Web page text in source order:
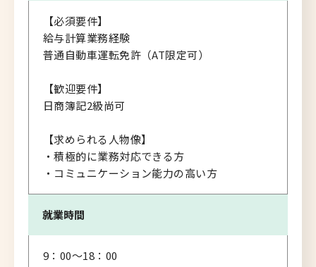
【必須要件】
給与計算業務経験
普通自動車運転免許（AT限定可）
【歓迎要件】
日商簿記2級尚可
【求められる人物像】
・積極的に業務対応できる方
・コミュニケーション能力の高い方
就業時間
9：00～18：00